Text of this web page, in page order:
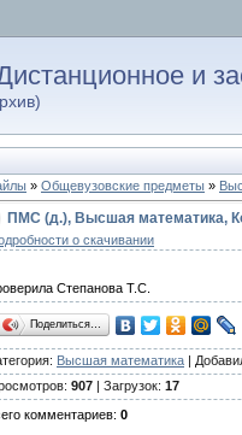
и
» Общевузовские предметы »
ПМС (д.), Высшая математика,
о скачивании
Степанова Т.С.
Поделиться…
Высшая математика |
907 | Загрузок: 17
комментариев: 0